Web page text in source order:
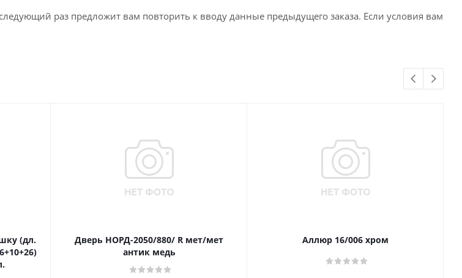
раз предложит вам повторить к вводу данные предыдущего заказа. Если условия вам
(дл.
Дверь НОРД-2050/880/ R мет/мет
антик медь
Аллюр 16/006 хром